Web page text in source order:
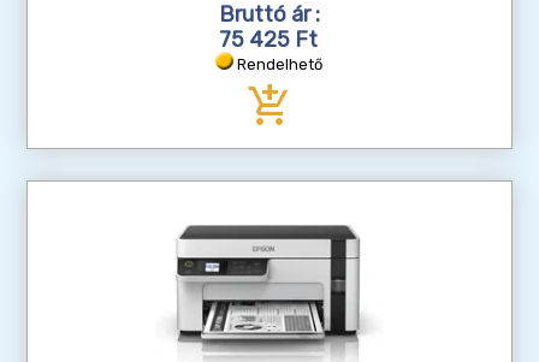
Bruttó ár :
75 425 Ft
Rendelhető
add_shopping_cart